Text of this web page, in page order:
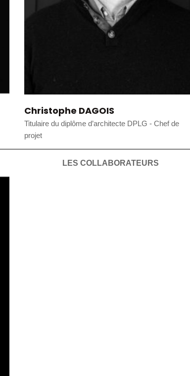
Christophe DAGOIS
Titulaire du diplôme d’architecte DPLG - Chef de
projet
LES COLLABORATEURS